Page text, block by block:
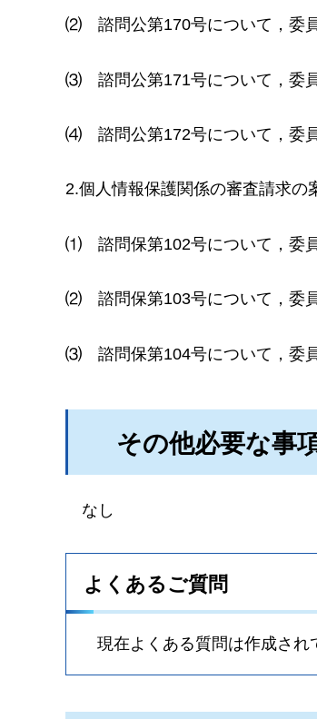
⑵ 諮問公第170号について， 委
⑶ 諮問公第171号について，委
⑷ 諮問公第172号について，委
2.個人情報保護関係の審査請求の
⑴ 諮問保第102号について，委
⑵ 諮問保第103号について，委
⑶ 諮問保第104号について，委
その他必要な事
なし
よくあるご質問
現在よくある質問は作成され